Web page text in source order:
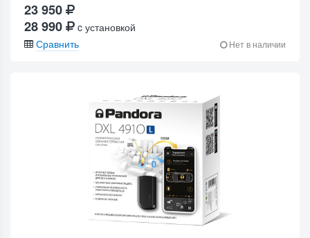
23 950
28 990
c установкой
Сравнить
Нет в наличии